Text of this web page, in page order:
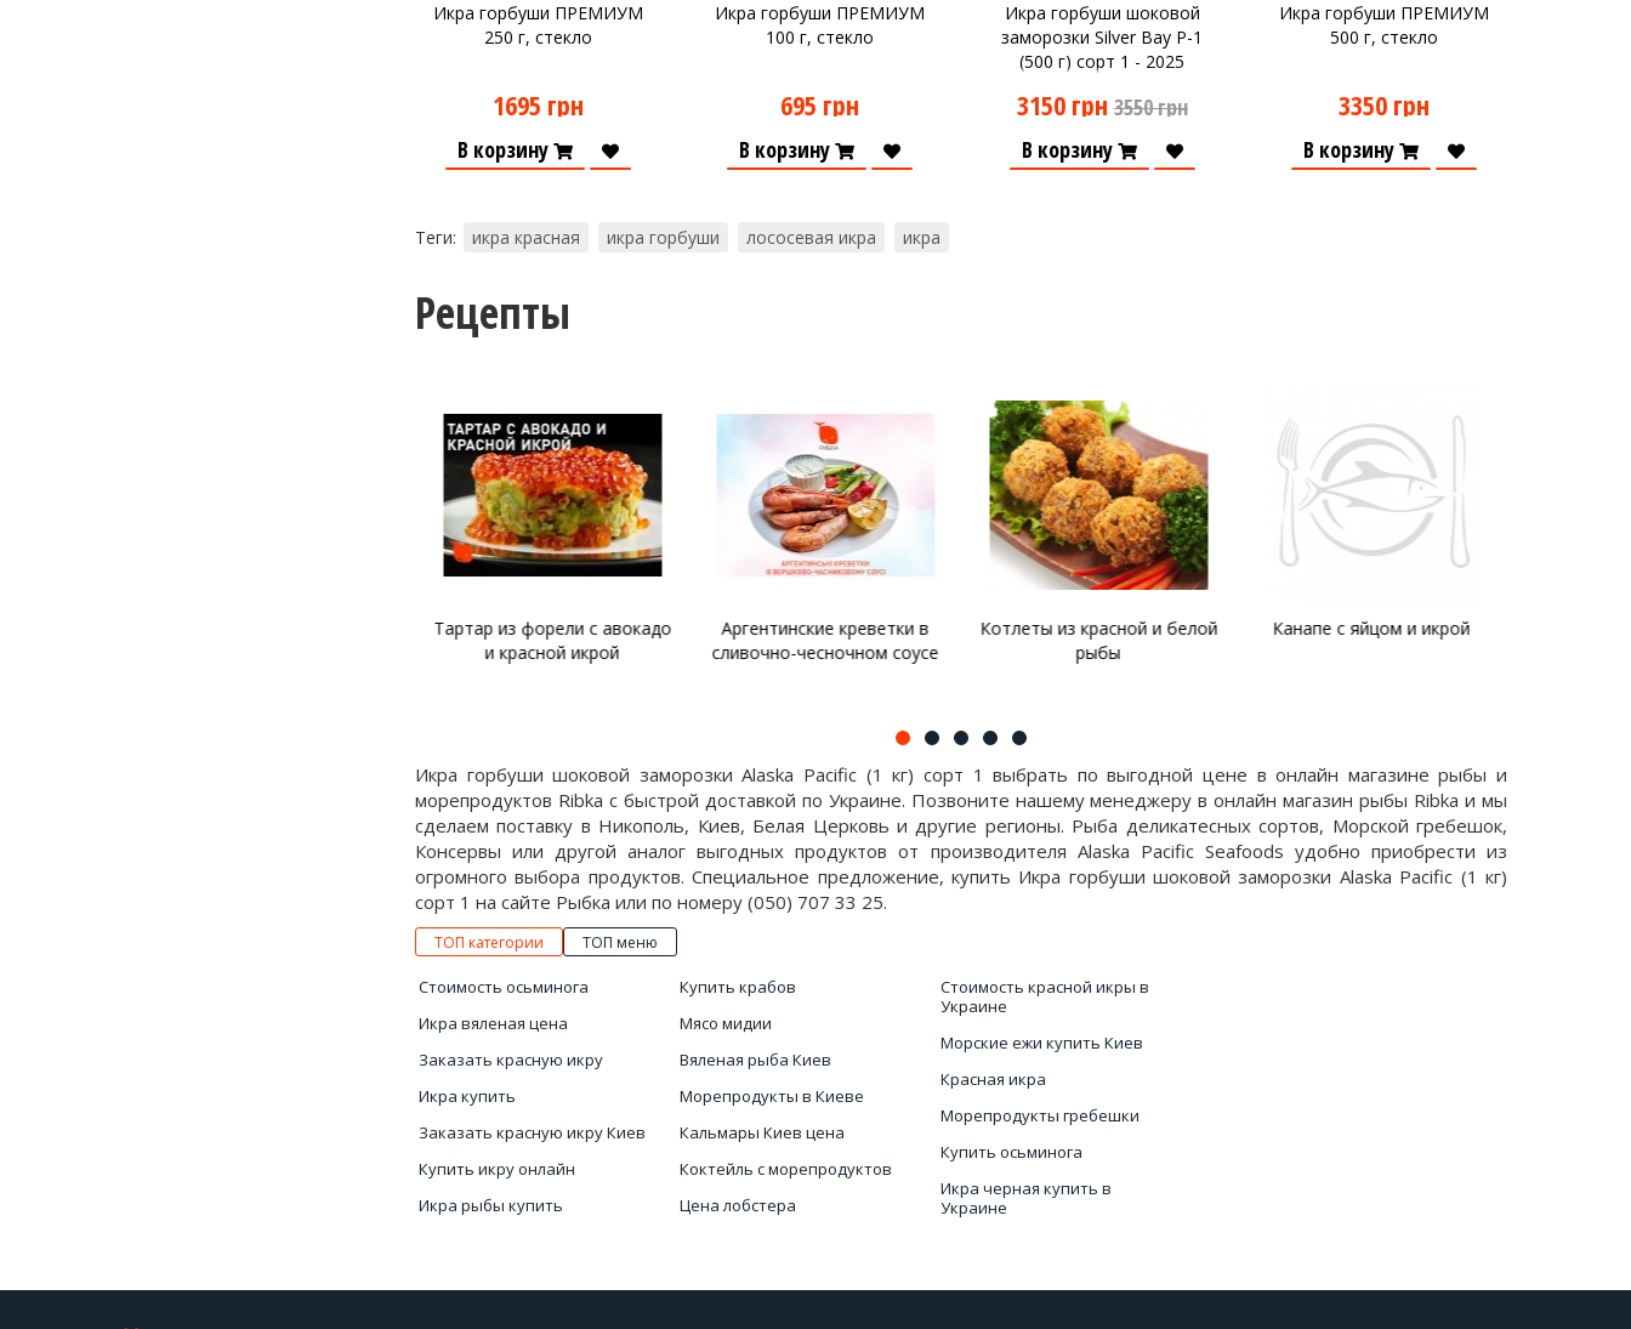
Икра горбуши ПРЕМИУМ
250 г, стекло
1695 грн
В корзину
Икра горбуши ПРЕМИУМ
100 г, стекло
695 грн
В корзину
Икра горбуши шоковой
заморозки Silver Bay P-1
(500 г) сорт 1 - 2025
3150 грн 3550 грн
В корзину
Икра горбуши ПРЕМИУМ
500 г, стекло
3350 грн
В корзину
Теги: икра красная икра горбуши лососевая икра икра
Рецепты
Тартар из форели с авокадо
и красной икрой
Аргентинские креветки в
сливочно-чесночном соусе
Котлеты из красной и белой
рыбы
Канапе с яйцом и икрой
Икра горбуши шоковой заморозки Alaska Pacific (1 кг) сорт 1 выбрать по выгодной цене в онлайн магазине рыбы и
морепродуктов Ribka с быстрой доставкой по Украине. Позвоните нашему менеджеру в онлайн магазин рыбы Ribka и мы
сделаем поставку в Никополь, Киев, Белая Церковь и другие регионы. Рыба деликатесных сортов, Морской гребешок,
Консервы или другой аналог выгодных продуктов от производителя Alaska Pacific Seafoods удобно приобрести из
огромного выбора продуктов. Специальное предложение, купить Икра горбуши шоковой заморозки Alaska Pacific (1 кг)
сорт 1 на сайте Рыбка или по номеру (050) 707 33 25.
ТОП категории ТОП меню
Стоимость осьминога
Икра вяленая цена
Заказать красную икру
Икра купить
Заказать красную икру Киев
Купить икру онлайн
Икра рыбы купить
Купить крабов
Мясо мидии
Вяленая рыба Киев
Морепродукты в Киеве
Кальмары Киев цена
Коктейль с морепродуктов
Цена лобстера
Стоимость красной икры в
Украине
Морские ежи купить Киев
Красная икра
Морепродукты гребешки
Купить осьминога
Икра черная купить в
Украине